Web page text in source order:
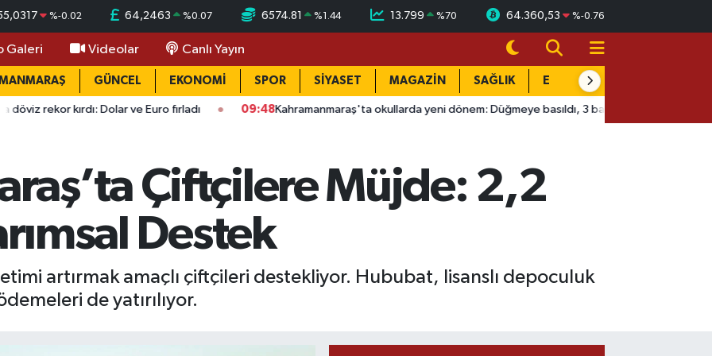
%-0.02 64,2463 %0.07 6574.81 %1.44 13.799 %70 64.360,53 %-0.76
Galeri Videolar Canlı Yayın
GÜNCEL EKONOMİ SPOR SİYASET MAGAZİN SAĞLIK EĞİTİM
Dolar ve Euro fırladı 09:48 Kahramanmaraş'ta okullarda yeni dönem: Düğmeye basıldı, 3 bakanlık devrede!
Çiftçilere Müjde: 2,2
Destek
artırmak amaçlı çiftçileri destekliyor. Hububat, lisanslı depoculuk
de yatırılıyor.